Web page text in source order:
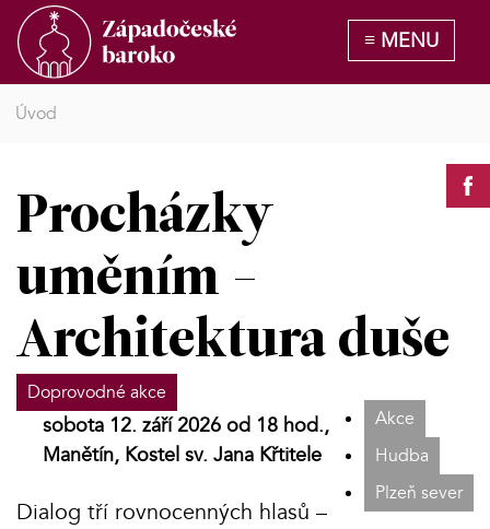
Úvod
Procházky
uměním -
Architektura duše
Doprovodné akce
Akce
Hudba
Plzeň sever
sobota 12. září 2026 od 18 hod.,
Manětín, Kostel sv. Jana Křtitele
Dialog tří rovnocenných hlasů –